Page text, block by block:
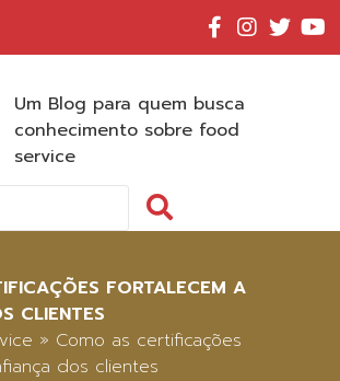
Um Blog para quem busca
conhecimento sobre food
service
FORTALECEM A
CLIENTES
» Como as certificações
dos clientes